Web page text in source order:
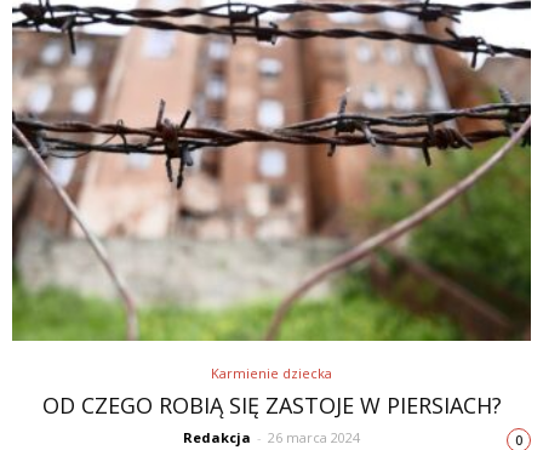
Karmienie dziecka
OD CZEGO ROBIĄ SIĘ ZASTOJE W PIERSIACH?
Redakcja - 26 marca 2024 0